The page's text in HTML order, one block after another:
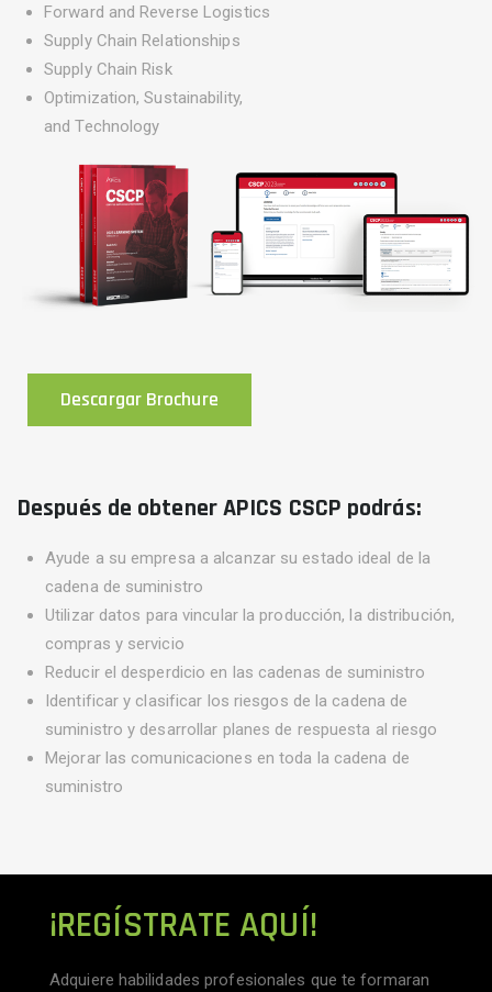
Forward and Reverse Logistics
Supply Chain Relationships
Supply Chain Risk
Optimization, Sustainability,
and Technology
Descargar Brochure
Después de obtener APICS CSCP podrás:
Ayude a su empresa a alcanzar su estado ideal de la
cadena de suministro
Utilizar datos para vincular la producción, la distribución,
compras y servicio
Reducir el desperdicio en las cadenas de suministro
Identificar y clasificar los riesgos de la cadena de
suministro y desarrollar planes de respuesta al riesgo
Mejorar las comunicaciones en toda la cadena de
suministro
¡REGÍSTRATE AQUÍ!
Adquiere habilidades profesionales que te formaran